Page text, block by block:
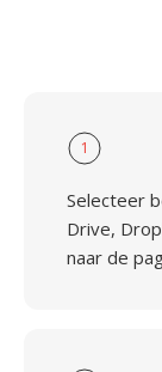
1
Selecteer
Drive,
naar de